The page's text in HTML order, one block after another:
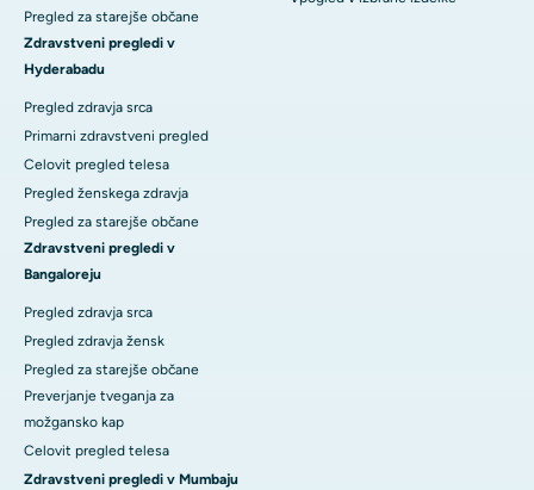
Pregled za starejše občane
Zdravstveni pregledi v
Hyderabadu
Pregled zdravja srca
Primarni zdravstveni pregled
Celovit pregled telesa
Pregled ženskega zdravja
Pregled za starejše občane
Zdravstveni pregledi v
Bangaloreju
Pregled zdravja srca
Pregled zdravja žensk
Pregled za starejše občane
Preverjanje tveganja za
možgansko kap
Celovit pregled telesa
Zdravstveni pregledi v Mumbaju